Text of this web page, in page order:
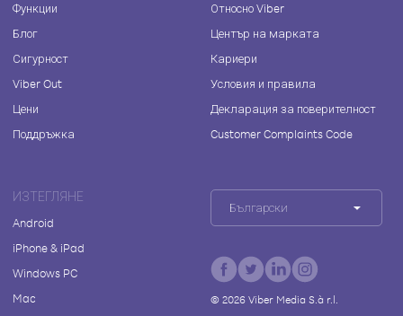
Функции
Блог
Сигурност
Viber Out
Цени
Поддръжка
Относно Viber
Център на марката
Кариери
Условия и правила
Декларация за поверителност
Customer Complaints Code
ИЗТЕГЛЯНЕ
Android
iPhone & iPad
Windows PC
Mac
Български
© 2026Viber Media S.à r.l.